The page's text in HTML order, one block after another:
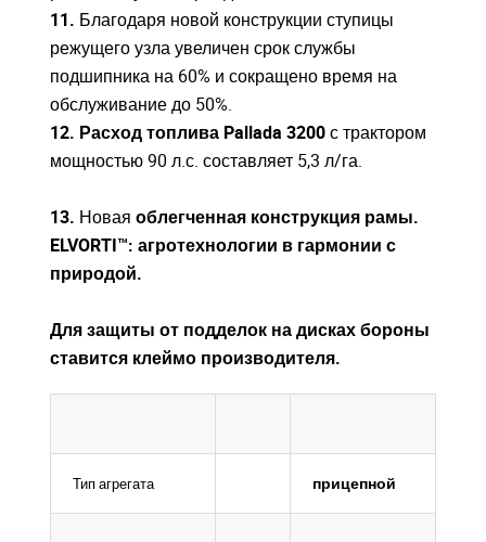
11. Благодаря новой конструкции ступицы
режущего узла увеличен срок службы
подшипника на 60% и сокращено время на
обслуживание до 50%.
12. Расход топлива Pallada 3200с трактором
мощностью 90 л.с. составляет 5,3 л/га.
13. Новая облегченная конструкция рамы.
ELVORTI™: агротехнологии в гармонии с
природой.
Для защиты от подделок на дисках бороны
ставится клеймо производителя.
Тип агрегата прицепной